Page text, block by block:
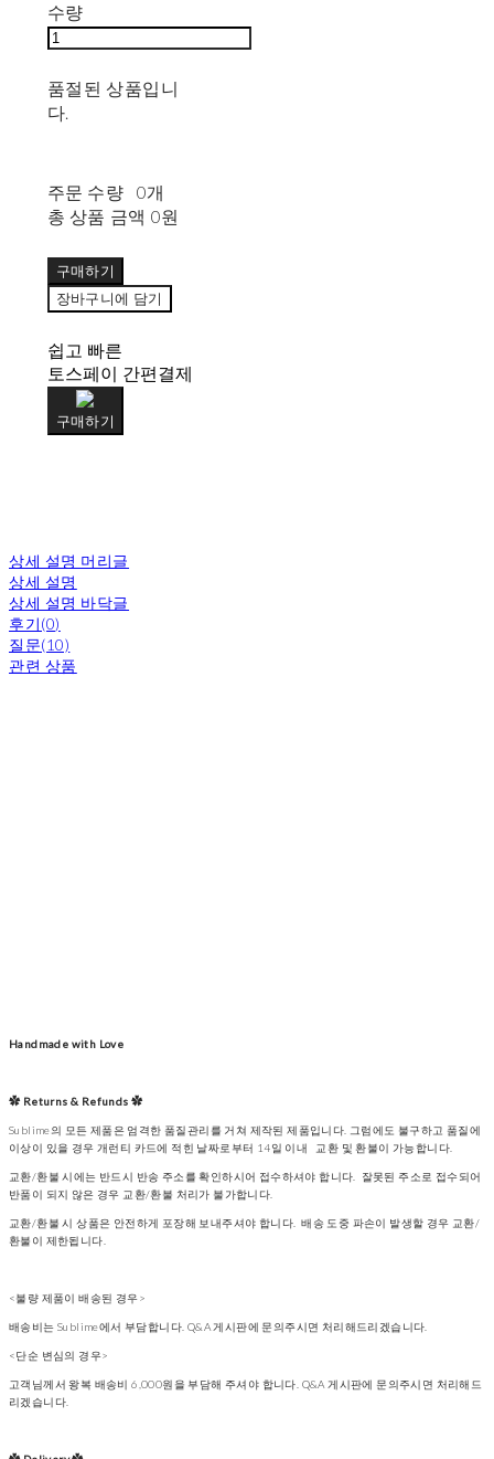
수량
품절된 상품입니
다.
주문 수량
0개
총 상품 금액 0원
구매하기
장바구니에 담기
쉽고 빠른
토스페이 간편결제
구매하기
상세 설명 머리글
상세 설명
상세 설명 바닥글
후기(0)
질문(10)
관련 상품
Handmade with Love
✿ Returns & Refunds ✿
Sublime의 모든 제품은 엄격한 품질관리를 거쳐 제작된 제품입니다. 그럼에도 불구하고 품질에
이상이 있을 경우 개런티 카드에 적힌 날짜로부터 14일 이내 교환 및 환불이 가능합니다.
교환/환불 시에는 반드시 반송 주소를 확인하시어 접수하셔야 합니다. 잘못된 주소로 접수되어
반품이 되지 않은 경우 교환/환불 처리가 불가합니다.
교환/환불 시 상품은 안전하게 포장해 보내주셔야 합니다. 배송 도중 파손이 발생할 경우 교환/
환불이 제한됩니다.
<불량 제품이 배송된 경우>
배송비는 Sublime에서 부담합니다. Q&A 게시판에 문의주시면 처리해드리겠습니다.
<단순 변심의 경우>
고객님께서 왕복 배송비 6,000원을 부담해 주셔야 합니다. Q&A 게시판에 문의주시면 처리해드
리겠습니다.